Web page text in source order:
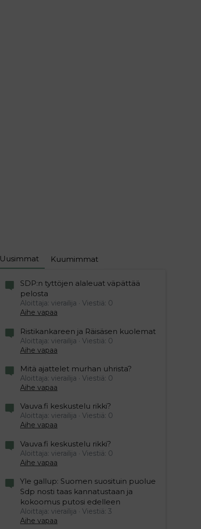
Uusimmat Kuumimmat
SDP:n tyttöjen alaleuat väpättää
pelosta
Aloittaja: vierailija
Viestiä: 0
Aihe vapaa
Ristikankareen ja Räisäsen kuolemat
Aloittaja: vierailija
Viestiä: 0
Aihe vapaa
Mitä ajattelet murhan uhrista?
Aloittaja: vierailija
Viestiä: 0
Aihe vapaa
Vauva.fi keskustelu rikki?
Aloittaja: vierailija
Viestiä: 0
Aihe vapaa
Vauva.fi keskustelu rikki?
Aloittaja: vierailija
Viestiä: 0
Aihe vapaa
Yle gallup: Suomen suosituin puolue
Sdp nosti taas kannatustaan ja
kokoomus putosi edelleen
Aloittaja: vierailija
Viestiä: 3
Aihe vapaa